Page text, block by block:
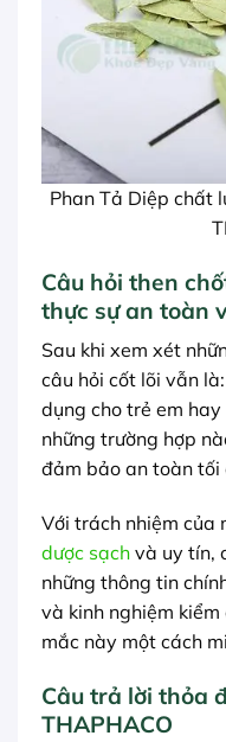
Phan Tả Diệp chất
Câu hỏi then
thực sự an toàn
Sau khi xem xét
câu hỏi cốt lõi vẫn là:
dụng cho trẻ em hay
những trường hợp
đảm bảo an toàn tối
Với trách nhiệm của
dược sạch và uy tín,
những thông tin
và kinh nghiệm
mắc này một cách
Câu trả lời thỏa
THAPHACO